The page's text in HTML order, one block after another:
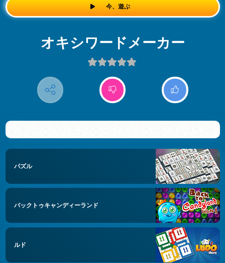
今、遊ぶ
オキシワードメーカー
パズル
バックトゥキャンディーランド
ルド